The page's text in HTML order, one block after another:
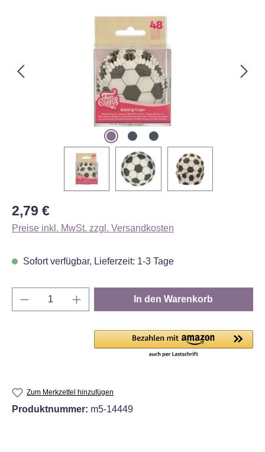
Regulärer Preis:
2,79 €
Preise inkl. MwSt. zzgl. Versandkosten
Sofort verfügbar, Lieferzeit: 1-3 Tage
Produkt Anzahl: Gib den gewünschten
In den Warenkorb
Zum Merkzettel hinzufügen
Produktnummer: m5-14449